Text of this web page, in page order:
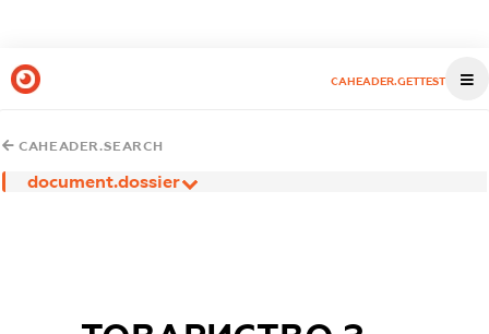
CAHEADER.GETTEST
CAHEADER.SEARCH
document.dossier